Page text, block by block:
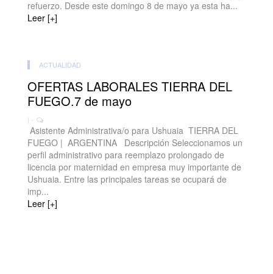
refuerzo. Desde este domingo 8 de mayo ya esta ha...
Leer [+]
ACTUALIDAD
OFERTAS LABORALES TIERRA DEL
FUEGO.7 de mayo
| -
Asistente Administrativa/o para Ushuaia TIERRA DEL
FUEGO | ARGENTINA Descripción Seleccionamos un
perfil administrativo para reemplazo prolongado de
licencia por maternidad en empresa muy importante de
Ushuaia. Entre las principales tareas se ocupará de
imp...
Leer [+]